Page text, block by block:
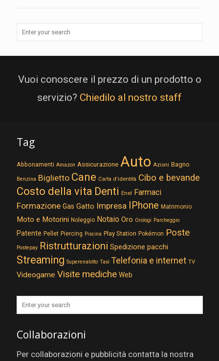
Vuoi conoscere il prezzo di un prodotto o
servizio? Chiedilo al nostro staff
Tag
Abbonamenti Amazon Assicurazione Auto Azioni Bagno
Benzina Biglietto Cane Carta d'identità Cibo e bevande
Costo della vita Denti Enel Farmaci
Formazione Gas Gatto Impresa IPhone Matrimonio
Moto e Motorini Noleggio Notaio Oro Orologi Parcheggio
Patente Pellet Piercing Piscina Play Station Pokémon Poste
Postepay Ristrutturazioni Spedizione pacchi
Streaming Superenalotto Taxi Telefonia e internet TV
Videogame Visite mediche Web
Collaborazioni
Per collaborazioni e pubblicità contatta la nostra